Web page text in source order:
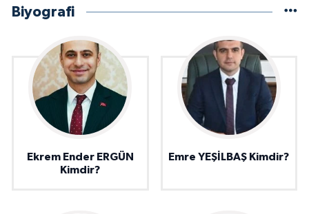
Biyografi
Ekrem Ender ERGÜN
Kimdir?
Emre YEŞİLBAŞ Kimdir?